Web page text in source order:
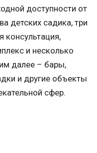
доступности от
детских садика, три
консультация,
и несколько
далее – бары,
и другие объекты
сфер.